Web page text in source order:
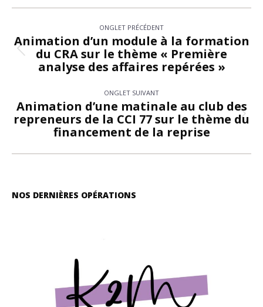
de
commentaire
ONGLET PRÉCÉDENT
Onglet
précédent
Animation d’un module à la formation
du CRA sur le thème « Première
analyse des affaires repérées »
ONGLET SUIVANT
Onglet
suivant
Animation d’une matinale au club des
repreneurs de la CCI 77 sur le thème du
financement de la reprise
NOS DERNIÈRES OPÉRATIONS